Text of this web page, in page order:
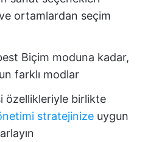
ortamlardan seçim
Biçim moduna kadar,
farklı modlar
özellikleriyle birlikte
stratejinize uygun